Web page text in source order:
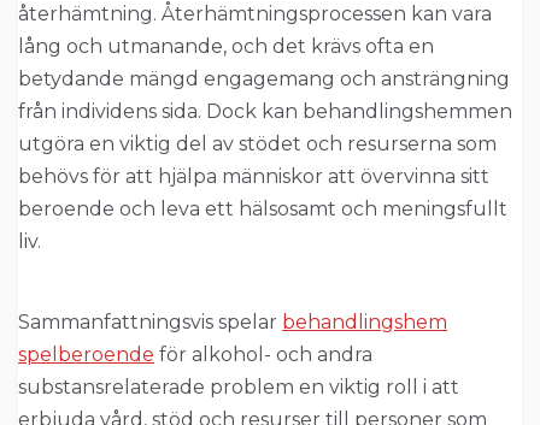
återhämtning. Återhämtningsprocessen kan vara
lång och utmanande, och det krävs ofta en
betydande mängd engagemang och ansträngning
från individens sida. Dock kan behandlingshemmen
utgöra en viktig del av stödet och resurserna som
behövs för att hjälpa människor att övervinna sitt
beroende och leva ett hälsosamt och meningsfullt
liv.
Sammanfattningsvis spelar behandlingshem
spelberoende för alkohol- och andra
substansrelaterade problem en viktig roll i att
erbjuda vård, stöd och resurser till personer som